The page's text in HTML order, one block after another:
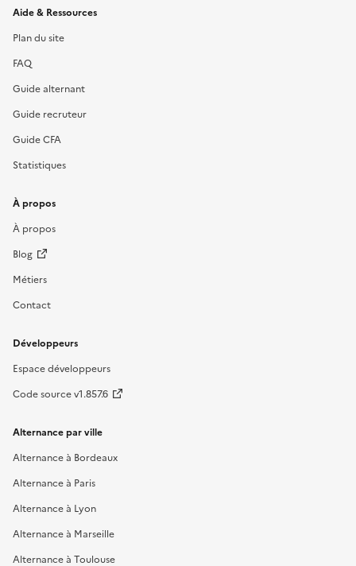
Informations et liens du site
Aide & Ressources
Plan du site
FAQ
Guide alternant
Guide recruteur
Guide CFA
Statistiques
À propos
À propos
Blog
Métiers
Contact
Développeurs
Espace développeurs
Code source v1.857.6
Alternance par ville
Alternance à Bordeaux
Alternance à Paris
Alternance à Lyon
Alternance à Marseille
Alternance à Toulouse